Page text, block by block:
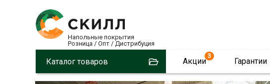
Напольные покрытия
Розница / Опт / Дистрибуция
Каталог товаров Акции
3
Гарантии